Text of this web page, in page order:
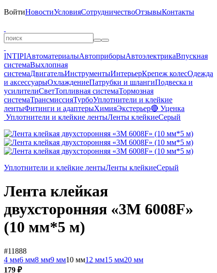
ВойтиНовостиУсловияСотрудничествоОтзывыКонтакты
INTIPIАвтоматериалыАвтоприборыАвтоэлектрикаВпускная
системаВыхлопная
системаДвигательИнструментыИнтерьерКрепеж колесОдежда
и аксессуарыОхлаждениеПатрубки и шлангиПодвеска и
усилителиСветТопливная системаТормозная
системаТрансмиссияТурбоУплотнители и клейкие
лентыФитинги и адаптерыХимияЭкстерьер🔴 Уценка
Уплотнители и клейкие лентыЛенты клейкиеСерый
Уплотнители и клейкие лентыЛенты клейкиеСерый
Лента клейкая
двухсторонняя «3M 6008F»
(10 мм*5 м)
#11888
4 мм6 мм8 мм9 мм10 мм12 мм15 мм20 мм
179 ₽